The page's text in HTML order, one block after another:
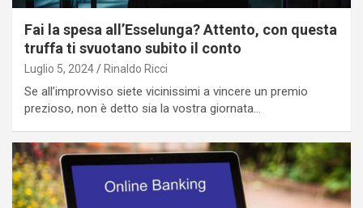
Fai la spesa all’Esselunga? Attento, con questa
truffa ti svuotano subito il conto
Luglio 5, 2024 Rinaldo Ricci
Se all’improvviso siete vicinissimi a vincere un premio
prezioso, non è detto sia la vostra giornata…